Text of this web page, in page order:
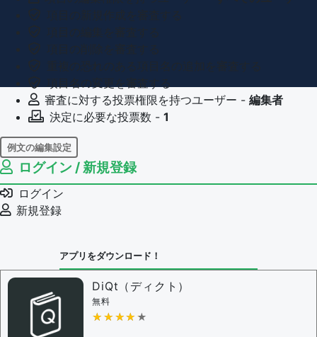
審査に対する投票権限を持つユーザー - 編集者
決定に必要な投票数 - 1
例文の編集設定
例文の編集権限を持つユーザー -
例文の削除を審査する
審査に対する投票権限を持つユーザー -
決定に必要な投票数 -
問題の編集権限を持つユーザー -すべてのユーザー
審査に対する投票権限を持つユーザー -
決定に必要な投票数 -
編集ガイドライン
ログイン / 新規登録
ログイン
新規登録
アプリをダウンロード！
DiQt（ディクト）
無料
★★★★★
★★★★★